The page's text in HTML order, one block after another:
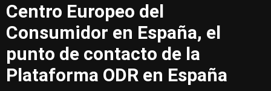
Centro Europeo del
Consumidor en España, el
punto de contacto de la
Plataforma ODR en España